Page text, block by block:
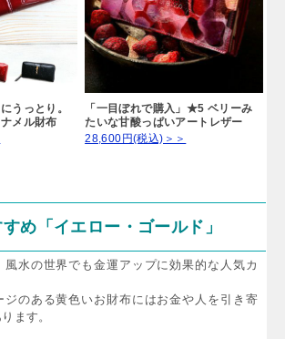
うっとり。
メル財布
「一目ぼれで購入」★5 ベリーみ
たいな甘酸っぱいアートレザー
28,600円(税込)＞＞
め「イエロー・ゴールド」
風水の世界でも金運アップに効果的な人気カ
ジのある黄色いお財布にはお金や人を引き寄
ます。